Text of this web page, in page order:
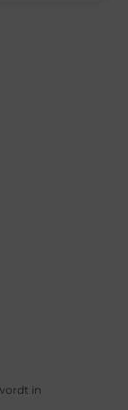
in